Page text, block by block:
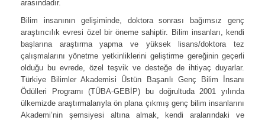
arasındadır.
Bilim insanının gelişiminde, doktora sonrası bağımsız genç
araştırıcılık evresi özel bir öneme sahiptir. Bilim insanları, kendi
başlarına araştırma yapma ve yüksek lisans/doktora tez
çalışmalarını yönetme yetkinliklerini geliştirme gereğinin geçerli
olduğu bu evrede, özel teşvik ve desteğe de ihtiyaç duyarlar.
Türkiye Bilimler Akademisi Üstün Başarılı Genç Bilim İnsanı
Ödülleri Programı (TÜBA-GEBİP) bu doğrultuda 2001 yılında
ülkemizde araştırmalarıyla ön plana çıkmış genç bilim insanlarını
Akademi’nin şemsiyesi altına almak, kendi aralarındaki ve